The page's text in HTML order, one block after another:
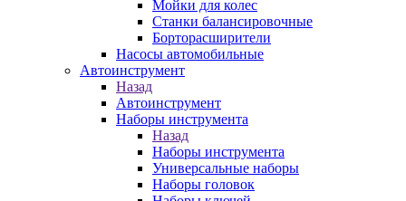
Мойки для колес
Станки балансировочные
Борторасширители
Насосы автомобильные
Автоинструмент
Назад
Автоинструмент
Наборы инструмента
Назад
Наборы инструмента
Универсальные наборы
Наборы головок